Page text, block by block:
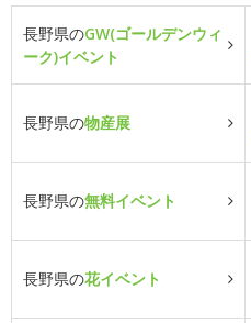
長野県のGW(ゴールデンウィ
ーク)イベント
長野県の物産展
長野県の無料イベント
長野県の花イベント